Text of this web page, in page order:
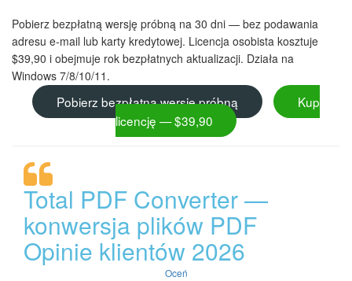
Pobierz bezpłatną wersję próbną na 30 dni — bez podawania
adresu e-mail lub karty kredytowej. Licencja osobista kosztuje
$39,90 i obejmuje rok bezpłatnych aktualizacji. Działa na
Windows 7/8/10/11.
Pobierz bezpłatną wersję próbną
Kup
licencję — $39,90
Total PDF Converter —
konwersja plików PDF
Opinie klientów 2026
Oceń